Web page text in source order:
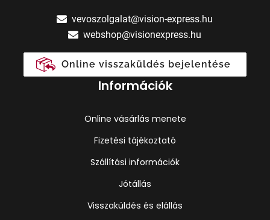
vevoszolgalat@vision-express.hu
webshop@visionexpress.hu
Online visszaküldés bejelentése
Információk
Online vásárlás menete
Fizetési tájékoztató
Szállítási információk
Jótállás
Visszaküldés és elállás